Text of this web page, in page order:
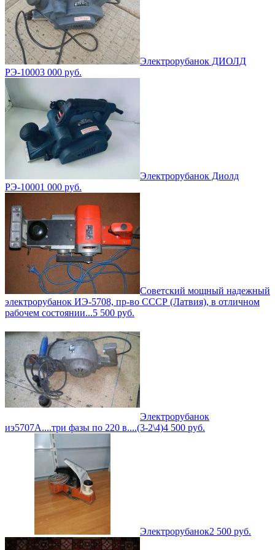
Электрорубанок ДИОЛД
РЭ-10003 000 руб.
Электрорубанок Диолд
РЭ-10001 000 руб.
Советский мощный надежный
электрорубанок ИЭ-5708, пр-во СССР (Латвия), в отличном
рабочем состоянии...5 500 руб.
Электрорубанок
иэ5707А....три фазы по 220 в....(3-2\4)4 500 руб.
Электрорубанок2 500 руб.